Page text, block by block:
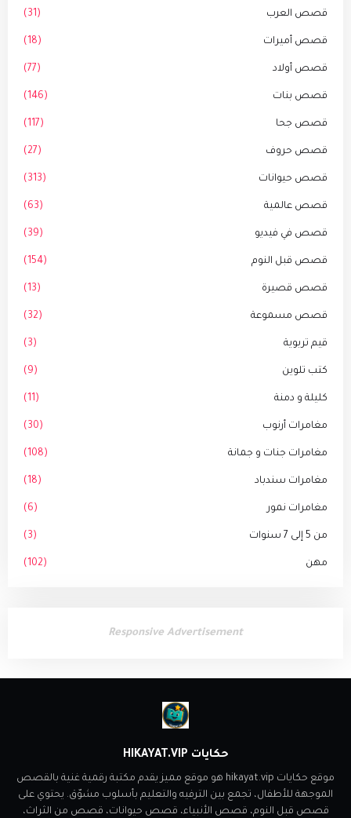
قصص العرب (31)
قصص أميرات (18)
قصص أولاد (77)
قصص بنات (146)
قصص جحا (117)
قصص حروف (27)
قصص حيوانات (313)
قصص عالمية (63)
قصص في فيديو (39)
قصص قبل النوم (154)
قصص قصيرة (13)
قصص مسموعة (32)
قيم تربوية (3)
كتب تلوين (9)
كليلة و دمنة (11)
مغامرات أرنوب (30)
مغامرات جنات و جمانة (108)
مغامرات سندباد (18)
مغامرات نمور (6)
من 5 إلى 7 سنوات (3)
مهن (102)
Responsive Advertisement
حكايات HIKAYAT.VIP
موقع حكايات hikayat.vip هو موقع مميز يقدم مكتبة رقمية غنية بالقصص
الموجهة للأطفال، تجمع بين الترفيه والتعليم بأسلوب مشوّق. يحتوي على
قصص قبل النوم، قصص الأنبياء، قصص حيوانات، قصص من الثراث،